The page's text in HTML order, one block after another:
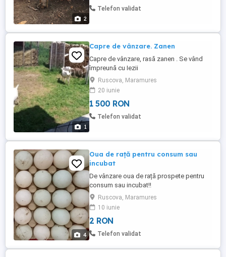
2
Telefon validat
1
Capre de vânzare. Zanen
Capre de vânzare, rasă zanen . Se vând
împreună cu Iezii
Ruscova, Maramures
20 iunie
1 500 RON
Telefon validat
4
Oua de rață pentru consum sau
incubat
De vânzare oua de rață prospete pentru
consum sau incubat!!
Ruscova, Maramures
10 iunie
2 RON
Telefon validat